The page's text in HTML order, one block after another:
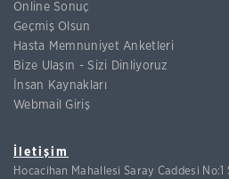
Online Sonuç
Geçmiş Olsun
Hasta Memnuniyet Anketleri
Bize Ulaşın - Sizi Dinliyoruz
İnsan Kaynakları
Webmail Giriş
İletişim
Hocacihan Mahallesi Saray Caddesi No:1